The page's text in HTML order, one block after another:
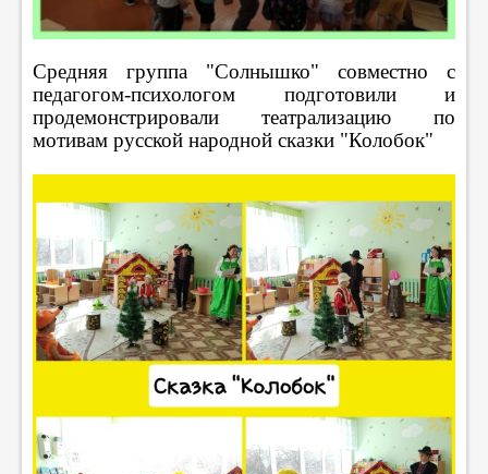
Средняя группа "Солнышко" совместно с
педагогом-психологом подготовили и
продемонстрировали театрализацию по
мотивам русской народной сказки "Колобок"